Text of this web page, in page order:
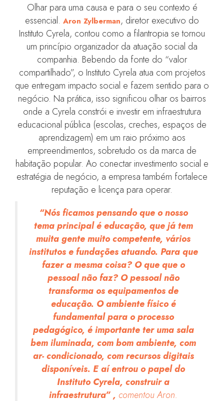
Olhar para uma causa e para o seu contexto é
essencial. Aron Zylberman, diretor executivo do
Instituto Cyrela, contou como a filantropia se tornou
um princípio organizador da atuação social da
companhia. Bebendo da fonte do “valor
compartilhado”, o Instituto Cyrela atua com projetos
que entregam impacto social e fazem sentido para o
negócio. Na prática, isso significou olhar os bairros
onde a Cyrela constrói e investir em infraestrutura
educacional pública (escolas, creches, espaços de
aprendizagem) em um raio próximo aos
empreendimentos, sobretudo os da marca de
habitação popular. Ao conectar investimento social e
estratégia de negócio, a empresa também fortalece
reputação e licença para operar.
“Nós ficamos pensando que o nosso
tema principal é educação, que já tem
muita gente muito competente, vários
institutos e fundações atuando. Para que
fazer a mesma coisa? O que que o
pessoal não faz? O pessoal não
transforma os equipamentos de
educação. O ambiente físico é
fundamental para o processo
pedagógico, é importante ter uma sala
bem iluminada, com bom ambiente, com
ar- condicionado, com recursos digitais
disponíveis. E aí entrou o papel do
Instituto Cyrela, construir a
infraestrutura” , comentou Aron.